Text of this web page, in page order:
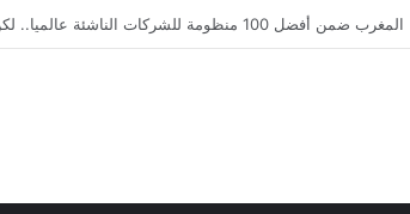
سبتة ومليلية… حين يتحدث أنصار الديمقراطية بلسان الاستعمار